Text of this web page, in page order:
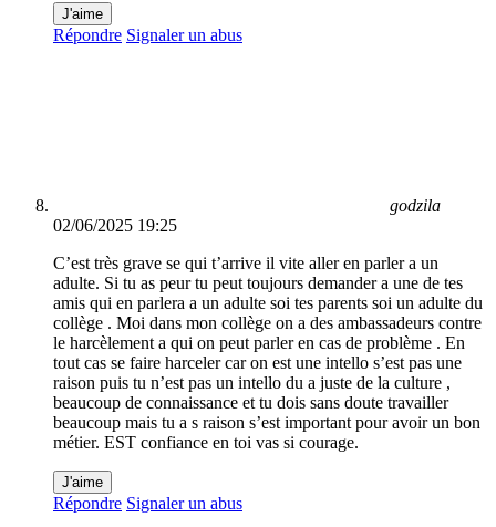
J'aime
Répondre Signaler un abus
godzila
02/06/2025 19:25
C’est très grave se qui t’arrive il vite aller en parler a un
adulte. Si tu as peur tu peut toujours demander a une de tes
amis qui en parlera a un adulte soi tes parents soi un adulte du
collège . Moi dans mon collège on a des ambassadeurs contre
le harcèlement a qui on peut parler en cas de problème . En
tout cas se faire harceler car on est une intello s’est pas une
raison puis tu n’est pas un intello du a juste de la culture ,
beaucoup de connaissance et tu dois sans doute travailler
beaucoup mais tu a s raison s’est important pour avoir un bon
métier. EST confiance en toi vas si courage.
J'aime
Répondre Signaler un abus